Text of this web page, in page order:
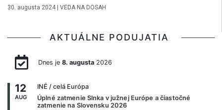
30. augusta 2024 | VEDA NA DOSAH
AKTUÁLNE PODUJATIA
Dnes je 8. augusta2026
12
AUG
INÉ / celá Európa
Úplné zatmenie Slnka v južnej Európe a čiastočné
zatmenie na Slovensku 2026